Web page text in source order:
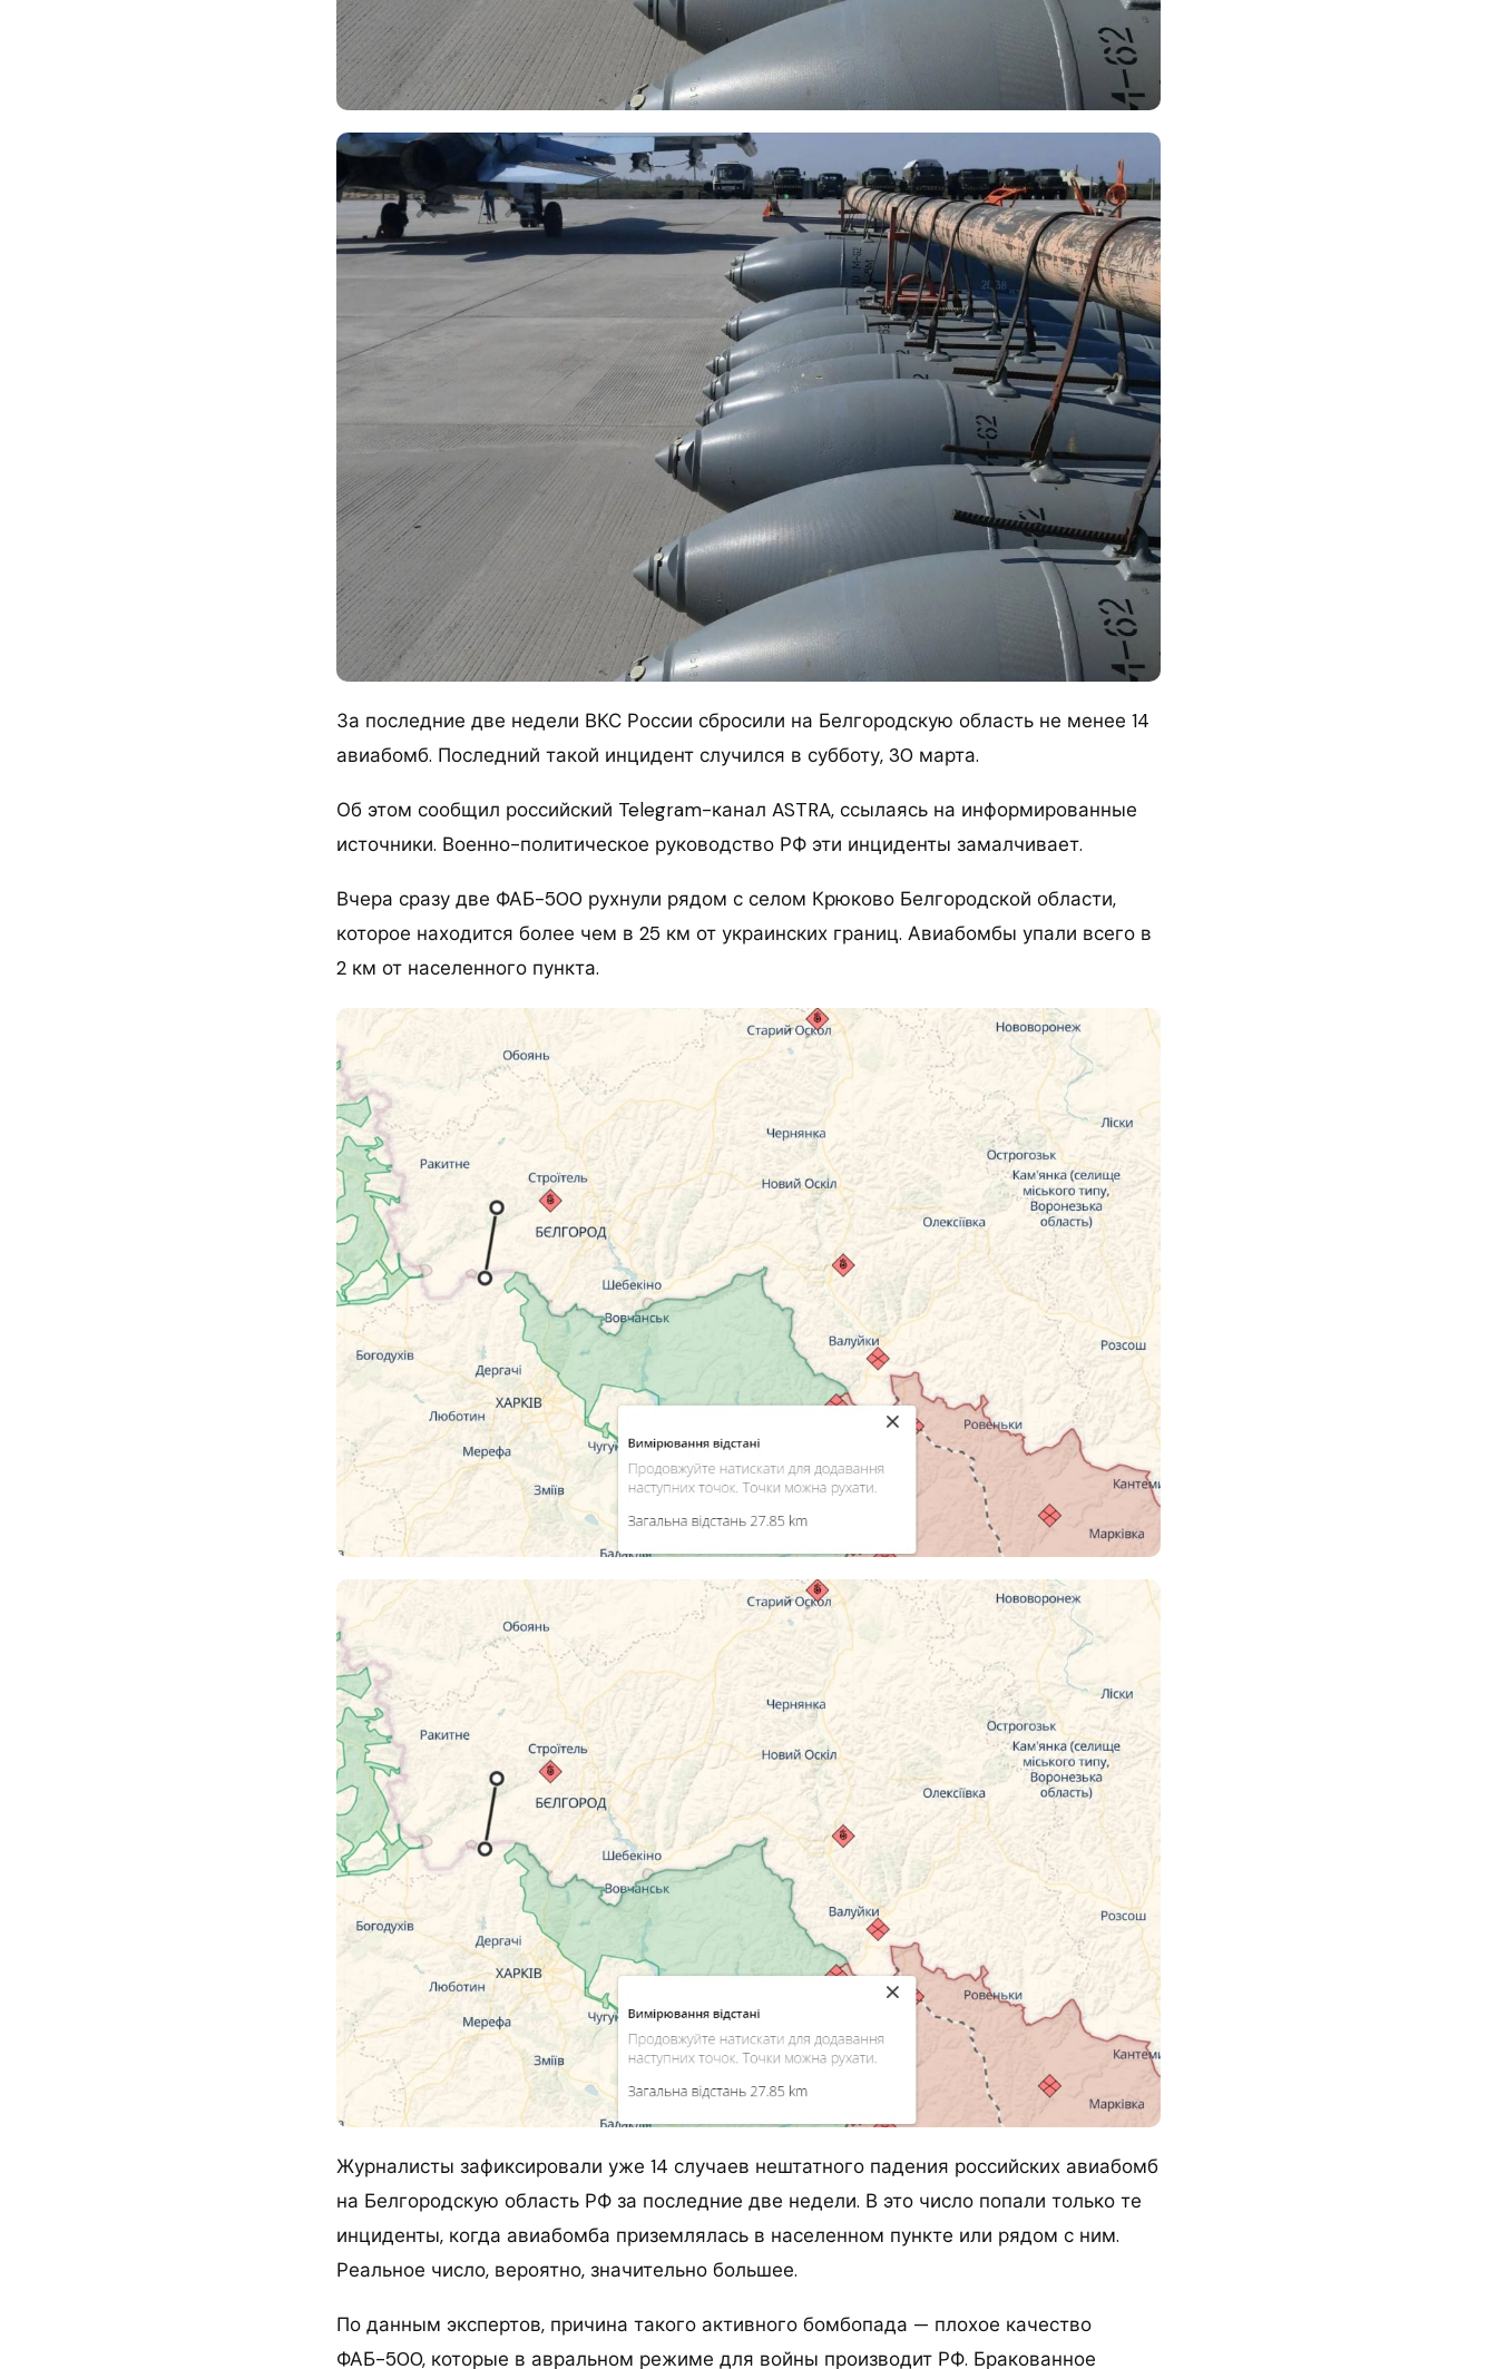
За последние две недели ВКС России сбросили на Белгородскую область не менее 14
авиабомб. Последний такой инцидент случился в субботу, 30 марта.
Об этом сообщил российский Telegram-канал ASTRA, ссылаясь на информированные
источники. Военно-политическое руководство РФ эти инциденты замалчивает.
Вчера сразу две ФАБ-500 рухнули рядом с селом Крюково Белгородской области,
которое находится более чем в 25 км от украинских границ. Авиабомбы упали всего в
2 км от населенного пункта.
Журналисты зафиксировали уже 14 случаев нештатного падения российских авиабомб
на Белгородскую область РФ за последние две недели. В это число попали только те
инциденты, когда авиабомба приземлялась в населенном пункте или рядом с ним.
Реальное число, вероятно, значительно большее.
По данным экспертов, причина такого активного бомбопада — плохое качество
ФАБ-500, которые в авральном режиме для войны производит РФ. Бракованное